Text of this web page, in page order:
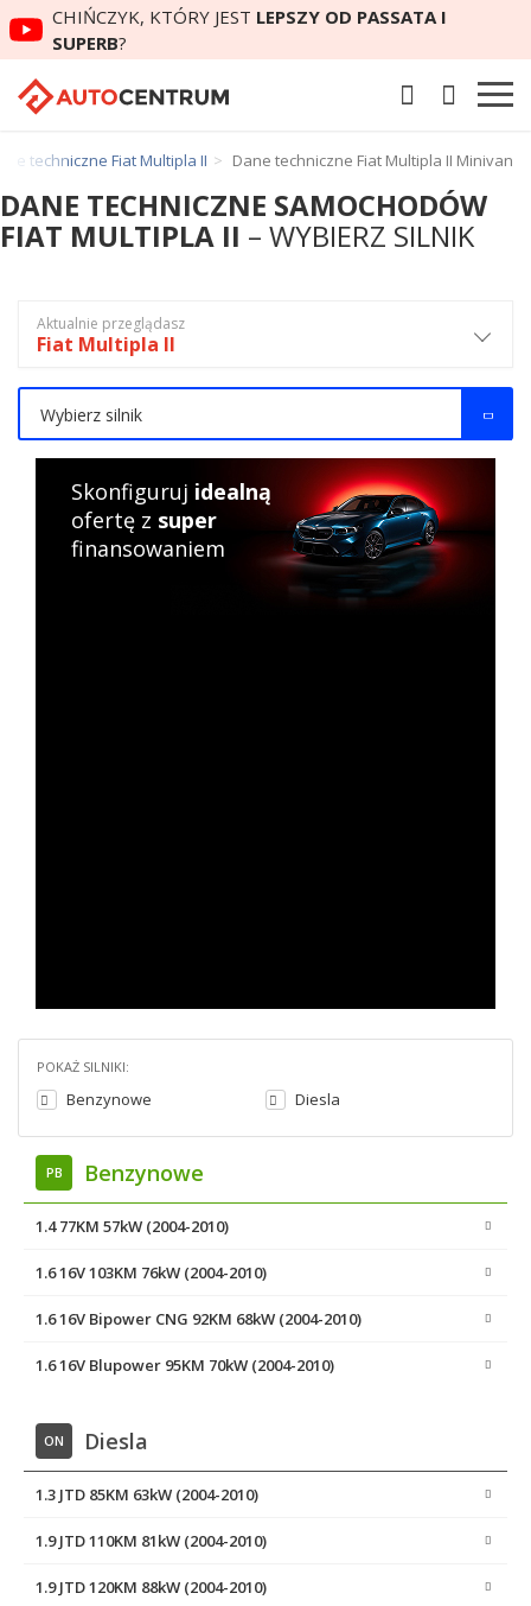
CHIŃCZYK, KTÓRY JEST LEPSZY OD PASSATA I
SUPERB?
techniczne Fiat Multipla II Dane techniczne Fiat Multipla II Minivan
DANE TECHNICZNE SAMOCHODÓW
FIAT MULTIPLA II – WYBIERZ SILNIK
POKAŻ SILNIKI:
Benzynowe Diesla
PB Benzynowe
1.4 77KM 57kW (2004-2010)
1.6 16V 103KM 76kW (2004-2010)
1.6 16V Bipower CNG 92KM 68kW (2004-2010)
1.6 16V Blupower 95KM 70kW (2004-2010)
ON Diesla
1.3 JTD 85KM 63kW (2004-2010)
1.9 JTD 110KM 81kW (2004-2010)
1.9 JTD 120KM 88kW (2004-2010)
Aktualnie przeglądasz
Fiat Multipla II
Wybierz silnik
Skonfiguruj idealną
ofertę z super
finansowaniem